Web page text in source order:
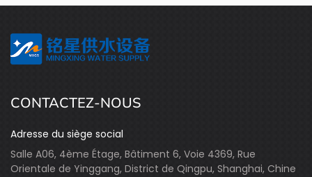
CONTACTEZ-NOUS
Adresse du siège social
Salle A06, 4ème Étage, Bâtiment 6, Voie 4369, Rue
Orientale de Yinggang, District de Qingpu, Shanghai, Chine